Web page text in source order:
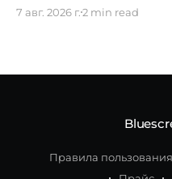
установила новый
августа в кинотеатре
приключение Питера
7 авг. 2026 г.2 min read
Правила